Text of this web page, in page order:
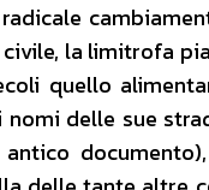
la limitrofa
quello
delle sue